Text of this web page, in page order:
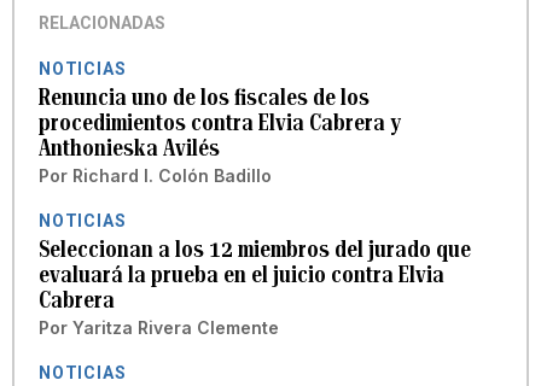
RELACIONADAS
NOTICIAS
Renuncia uno de los fiscales de los
procedimientos contra Elvia Cabrera y
Anthonieska Avilés
Por Richard I. Colón Badillo
NOTICIAS
Seleccionan a los 12 miembros del jurado que
evaluará la prueba en el juicio contra Elvia
Cabrera
Por Yaritza Rivera Clemente
NOTICIAS